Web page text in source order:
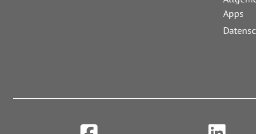
Apps